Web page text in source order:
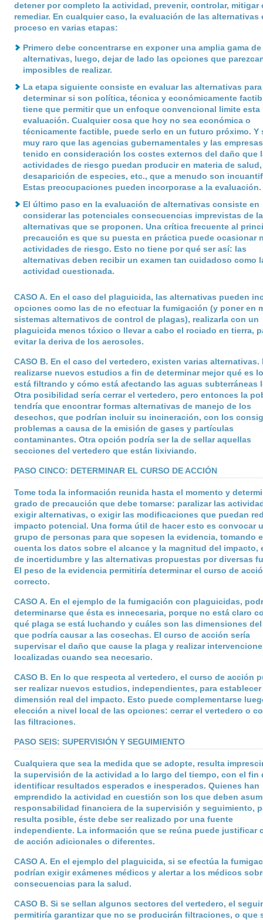
detener por completo la actividad, prevenir, controlar, mitigar
remediar. En cualquier caso, la evaluación de las alternativas
proceso en varias etapas:
Primero debe concentrarse en exponer una amplia gama de
alternativas, luego, dejar de lado las opciones que
imposibles de realizar.
La etapa siguiente consiste en evaluar las alternativas para
determinar si son política, técnica y económicamente
tiene que permitir que un enfoque convencional limite esta
evaluación. Cualquier cosa que hoy no sea económica o
técnicamente factible, puede serlo en un futuro próximo. Y
muy raro que las agencias gubernamentales y las
tenido en consideración los costes externos del daño que
actividades de riesgo puedan producir en materia de salud,
desaparición de especies, etc., que a menudo son
Estas preocupaciones pueden incorporase a la evaluación.
El último paso en la evaluación de alternativas consiste en
considerar las potenciales consecuencias imprevistas de
alternativas que se proponen. Una crítica frecuente al
precaución es que su puesta en práctica puede ocasionar
actividades de riesgo. Esto no tiene por qué ser así: las
alternativas deben recibir un examen tan cuidadoso como
actividad cuestionada.
CASO A. En el caso del plaguicida, las alternativas pueden
opciones como las de no efectuar la fumigación (y poner en
sistemas alternativos de control de plagas), realizarla con un
plaguicida menos tóxico o llevar a cabo el rociado en tierra,
evitar la deriva de los aerosoles.
CASO B. En el caso del vertedero, existen varias alternativas.
realizarse nuevos estudios a fin de determinar mejor qué es
está filtrando y cómo está afectando las aguas subterráneas
Otra posibilidad sería cerrar el vertedero, pero entonces la
tendría que encontrar formas alternativas de manejo de los
desechos, que podrían incluir su incineración, con los
problemas a causa de la emisión de gases y partículas
contaminantes. Otra opción podría ser la de sellar aquellas
secciones del vertedero que están lixiviando.
PASO CINCO: DETERMINAR EL CURSO DE ACCIÓN
Tome toda la información reunida hasta el momento y
grado de precaución que debe tomarse: paralizar las
exigir alternativas, o exigir las modificaciones que puedan
impacto potencial. Una forma útil de hacer esto es convocar
grupo de personas para que sopesen la evidencia, tomando
cuenta los datos sobre el alcance y la magnitud del impacto,
de incertidumbre y las alternativas propuestas por diversas
El peso de la evidencia permitiría determinar el curso de
correcto.
CASO A. En el ejemplo de la fumigación con plaguicidas,
determinarse que ésta es innecesaria, porque no está claro
qué plaga se está luchando y cuáles son las dimensiones
que podría causar a las cosechas. El curso de acción sería
supervisar el daño que cause la plaga y realizar
localizadas cuando sea necesario.
CASO B. En lo que respecta al vertedero, el curso de acción
ser realizar nuevos estudios, independientes, para establecer
dimensión real del impacto. Esto puede complementarse
elección a nivel local de las opciones: cerrar el vertedero o
las filtraciones.
PASO SEIS: SUPERVISIÓN Y SEGUIMIENTO
Cualquiera que sea la medida que se adopte, resulta
la supervisión de la actividad a lo largo del tiempo, con el fin
identificar resultados esperados e inesperados. Quienes han
emprendido la actividad en cuestión son los que deben
responsabilidad financiera de la supervisión y seguimiento,
resulta posible, éste debe ser realizado por una fuente
independiente. La información que se reúna puede justificar
de acción adicionales o diferentes.
CASO A. En el ejemplo del plaguicida, si se efectúa la
podrían exigir exámenes médicos y alertar a los médicos
consecuencias para la salud.
CASO B. Si se sellan algunos sectores del vertedero, el
permitiría garantizar que no se producirán filtraciones, o que